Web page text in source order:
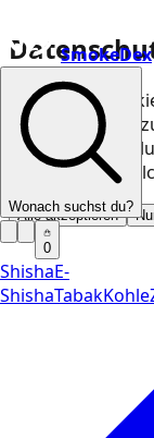
Wir nutzen
unsere Website
entscheiden,
Alle akzeptieren
SmokeDex
Wonach suchst du?
0
ShishaE-
ShishaTabakKohle